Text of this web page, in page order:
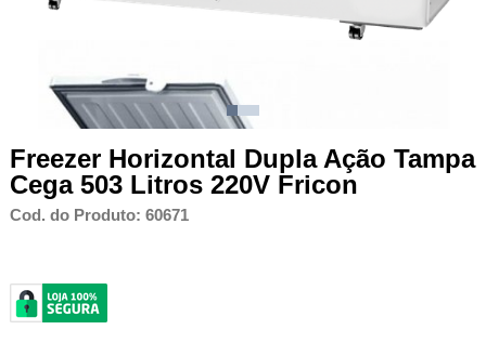
Freezer Horizontal Dupla Ação Tampa
Cega 503 Litros 220V Fricon
Cod. do Produto: 60671